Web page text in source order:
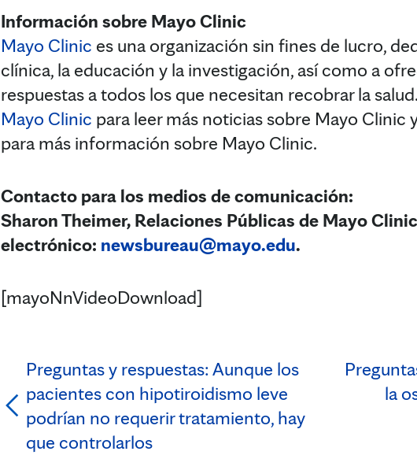
Información sobre Mayo Clinic
Mayo Clinic es una organización sin fines de lucro,
clínica, la educación y la investigación, así como a
respuestas a todos los que necesitan recobrar la
Mayo Clinic para leer más noticias sobre Mayo Clinic
para más información sobre Mayo Clinic.
Contacto para los medios de comunicación:
Sharon Theimer, Relaciones Públicas de Mayo
electrónico: newsbureau@mayo.edu.
[mayoNnVideoDownload]
Preguntas y respuestas: Aunque los
pacientes con hipotiroidismo leve
podrían no requerir tratamiento, hay
que controlarlos
la